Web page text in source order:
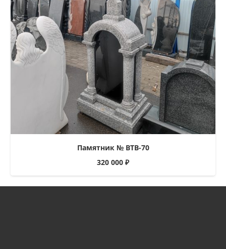
Памятник № ВТВ-70
320 000 ₽